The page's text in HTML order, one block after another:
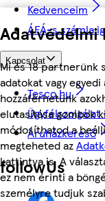
Adatvédelmi
Mi és 18 partnerünk
adatokat vagy
hozzáférhetünk
elutasítása gombok
módosíthatod a
megteheted az
kattintva is. A
ez nem érinti a
személyre tudjuk
Kedvenceim
ÁFÁ-s számla
Kapcsolat
Tesco.hu
Áruházkereső
followUs